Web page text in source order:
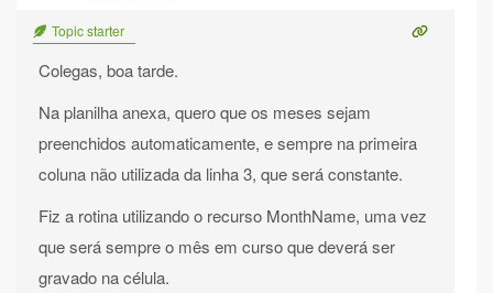
Topic starter
Colegas, boa tarde.
Na planilha anexa, quero que os meses sejam
preenchidos automaticamente, e sempre na primeira
coluna não utilizada da linha 3, que será constante.
Fiz a rotina utilizando o recurso MonthName, uma vez
que será sempre o mês em curso que deverá ser
gravado na célula.